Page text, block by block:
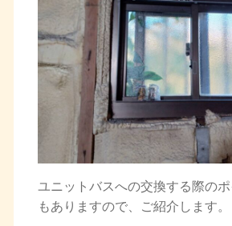
ユニットバスへの交換する際の
もありますので、ご紹介します。